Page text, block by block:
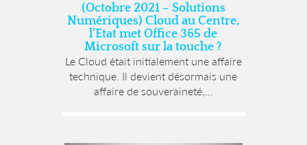
(Octobre 2021 – Solutions
Numériques) Cloud au Centre,
l’Etat met Office 365 de
Microsoft sur la touche ?
Le Cloud était initialement une affaire
technique. Il devient désormais une
affaire de souveraineté,...